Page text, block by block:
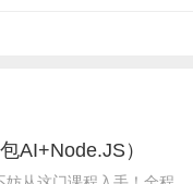
AI+Node.JS）